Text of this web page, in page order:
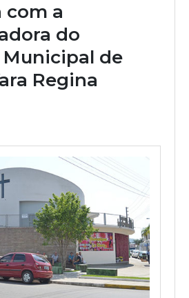
com a
do
de
Regina